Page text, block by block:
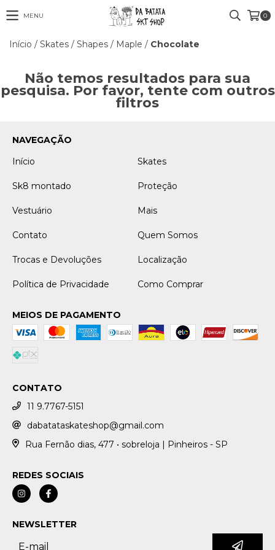
MENU 0
Início / Skates / Shapes / Maple / Chocolate
Não temos resultados para sua
pesquisa. Por favor, tente com outros
filtros
NAVEGAÇÃO
Início
Skates
Sk8 montado Proteção
Vestuário Mais
Contato Quem Somos
Trocas e Devoluções Localização
Política de Privacidade Como Comprar
MEIOS DE PAGAMENTO
CONTATO
11 9.7767-5151
dabatataskateshop@gmail.com
Rua Fernão dias, 477 • sobreloja | Pinheiros - SP
REDES SOCIAIS
NEWSLETTER